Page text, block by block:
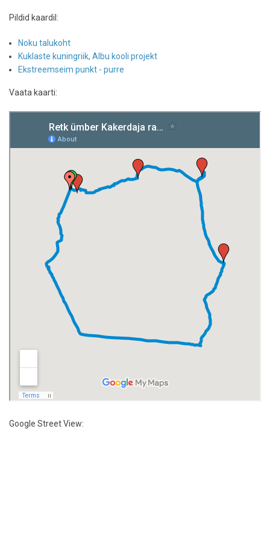
Pildid kaardil:
Noku talukoht
Kuklaste kuningriik, Albu kooli projekt
Ekstreemseim punkt - purre
Vaata kaarti:
Google Street View: